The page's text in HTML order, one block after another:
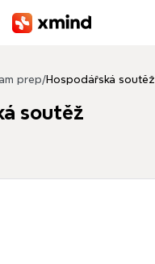
prep/Hospodářská soutěž
soutěž